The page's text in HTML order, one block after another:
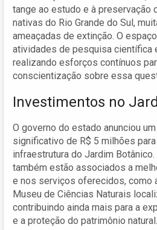
tange ao estudo e à preservação
nativas do Rio Grande do Sul,
ameaçadas de extinção. O
atividades de pesquisa científica
realizando esforços contínuos
conscientização sobre essa
Investimentos no
O governo do estado anunciou
significativo de R$ 5 milhões
infraestrutura do Jardim
também estão associados a
e nos serviços oferecidos, como
Museu de Ciências Naturais
contribuindo ainda mais para a
e a proteção do patrimônio natural.